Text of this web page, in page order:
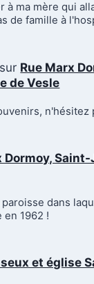
à ma mère qui
de famille à
sur Rue Marx
de Vesle
n'hésitez
Dormoy,
dans
1962 !
et église